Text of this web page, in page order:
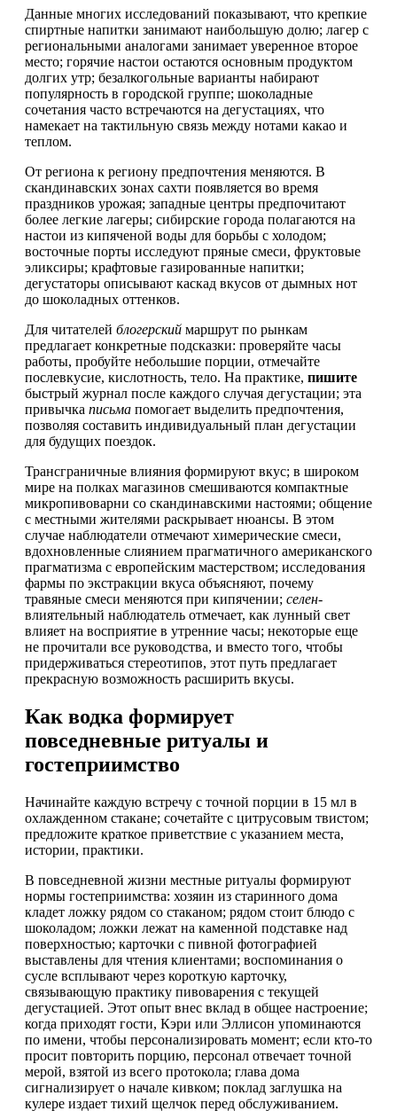
Данные многих исследований показывают, что крепкие
спиртные напитки занимают наибольшую долю; лагер с
региональными аналогами занимает уверенное второе
место; горячие настои остаются основным продуктом
долгих утр; безалкогольные варианты набирают
популярность в городской группе; шоколадные
сочетания часто встречаются на дегустациях, что
намекает на тактильную связь между нотами какао и
теплом.
От региона к региону предпочтения меняются. В
скандинавских зонах сахти появляется во время
праздников урожая; западные центры предпочитают
более легкие лагеры; сибирские города полагаются на
настои из кипяченой воды для борьбы с холодом;
восточные порты исследуют пряные смеси, фруктовые
эликсиры; крафтовые газированные напитки;
дегустаторы описывают каскад вкусов от дымных нот
до шоколадных оттенков.
Для читателей блогерский маршрут по рынкам
предлагает конкретные подсказки: проверяйте часы
работы, пробуйте небольшие порции, отмечайте
послевкусие, кислотность, тело. На практике, пишите
быстрый журнал после каждого случая дегустации; эта
привычка письма помогает выделить предпочтения,
позволяя составить индивидуальный план дегустации
для будущих поездок.
Трансграничные влияния формируют вкус; в широком
мире на полках магазинов смешиваются компактные
микропивоварни со скандинавскими настоями; общение
с местными жителями раскрывает нюансы. В этом
случае наблюдатели отмечают химерические смеси,
вдохновленные слиянием прагматичного американского
прагматизма с европейским мастерством; исследования
фармы по экстракции вкуса объясняют, почему
травяные смеси меняются при кипячении; селен-
влиятельный наблюдатель отмечает, как лунный свет
влияет на восприятие в утренние часы; некоторые еще
не прочитали все руководства, и вместо того, чтобы
придерживаться стереотипов, этот путь предлагает
прекрасную возможность расширить вкусы.
Как водка формирует
повседневные ритуалы и
гостеприимство
Начинайте каждую встречу с точной порции в 15 мл в
охлажденном стакане; сочетайте с цитрусовым твистом;
предложите краткое приветствие с указанием места,
истории, практики.
В повседневной жизни местные ритуалы формируют
нормы гостеприимства: хозяин из старинного дома
кладет ложку рядом со стаканом; рядом стоит блюдо с
шоколадом; ложки лежат на каменной подставке над
поверхностью; карточки с пивной фотографией
выставлены для чтения клиентами; воспоминания о
сусле всплывают через короткую карточку,
связывающую практику пивоварения с текущей
дегустацией. Этот опыт внес вклад в общее настроение;
когда приходят гости, Кэри или Эллисон упоминаются
по имени, чтобы персонализировать момент; если кто-то
просит повторить порцию, персонал отвечает точной
мерой, взятой из всего протокола; глава дома
сигнализирует о начале кивком; поклад заглушка на
кулере издает тихий щелчок перед обслуживанием.